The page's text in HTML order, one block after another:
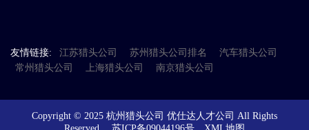
友情链接: 江苏猎头公司 苏州猎头公司排名
汽车猎头公司
常州猎头公司
上海猎头公司 南京猎头公司
Copyright © 2025 杭州猎头公司 优仕达人才公司 All Rights